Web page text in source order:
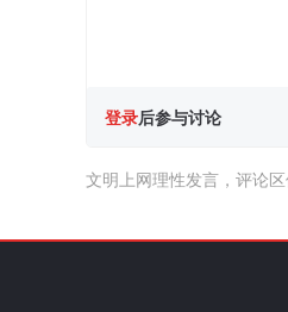
登录后参与讨论
文明上网理性发言，评论